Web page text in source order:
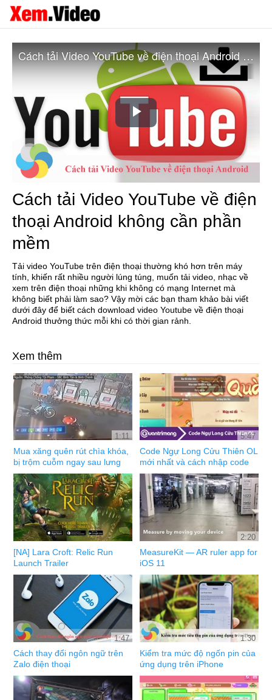
Play
Video
Cách tải Video YouTube về điện thoại Android không cần phần mềm
Cách tải Video YouTube về điện
thoại Android không cần phần
mềm
Tải video YouTube trên điện thoại thường khó hơn trên máy
tính, khiến rất nhiều người lúng túng, muốn tải video, nhạc về
xem trên điện thoại những khi không có mạng Internet mà
không biết phải làm sao? Vậy mời các bạn tham khảo bài viết
dưới đây để biết cách download video Youtube về điện thoại
Android thưởng thức mỗi khi có thời gian rảnh.
Xem thêm
1:11
Mua xăng quên rút chìa khóa,
bị trộm cuỗm ngay sau lưng
5:47
Code Ngự Long Cửu Thiên OL
mới nhất và cách nhập code
[NA] Lara Croft: Relic Run
Launch Trailer
2:20
MeasureKit — AR ruler app for
iOS 11
1:47
Cách thay đổi ngôn ngữ trên
Zalo điện thoại
1:30
Kiểm tra mức độ ngốn pin của
ứng dụng trên iPhone